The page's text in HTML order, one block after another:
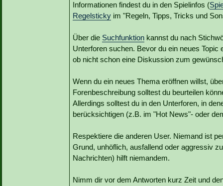
Informationen findest du in den Spielinfos (
Regelsticky im "Regeln, Tipps, Tricks und
Über die Suchfunktion kannst du nach
Unterforen suchen. Bevor du ein neues
ob nicht schon eine Diskussion zum
Wenn du ein neues Thema eröffnen willst,
Forenbeschreibung solltest du beurteilen
Allerdings solltest du in den Unterforen, in
berücksichtigen (z.B. im "Hot News"- oder
Respektiere die anderen User. Niemand ist
Grund, unhöflich, ausfallend oder aggressiv
Nachrichten) hilft niemandem.
Nimm dir vor dem Antworten kurz Zeit und